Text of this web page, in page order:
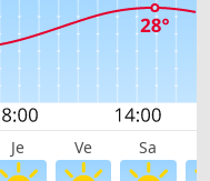
Je Ve Sa